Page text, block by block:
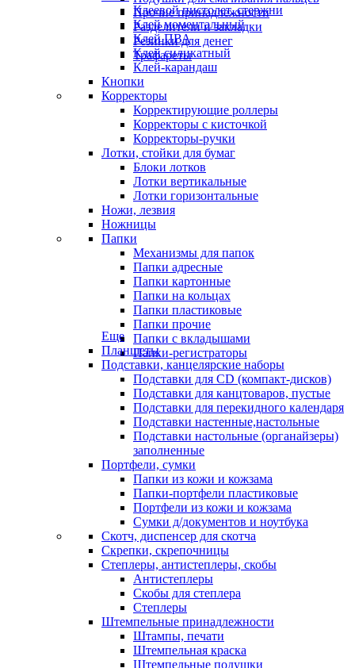
Прочие принадлежности
Разделители и закладки
Резинки для денег
Трафареты
Клеевой пистолет, стержни
Клей моментальный
Клей ПВА
Клей силикатный
Клей-карандаш
Кнопки
Корректоры
Корректирующие роллеры
Корректоры с кисточкой
Корректоры-ручки
Лотки, стойки для бумаг
Блоки лотков
Лотки вертикальные
Лотки горизонтальные
Ножи, лезвия
Ножницы
Папки
Механизмы для папок
Папки адресные
Папки картонные
Папки на кольцах
Папки пластиковые
Папки прочие
Папки с вкладышами
Папки-регистраторы
Еще
Планшеты
Подставки, канцелярские наборы
Подставки для CD (компакт-дисков)
Подставки для канцтоваров, пустые
Подставки для перекидного календаря
Подставки настенные,настольные
Подставки настольные (органайзеры)
заполненные
Портфели, сумки
Папки из кожи и кожзама
Папки-портфели пластиковые
Портфели из кожи и кожзама
Сумки д/документов и ноутбука
Скотч, диспенсер для скотча
Скрепки, скрепочницы
Степлеры, антистеплеры, скобы
Антистеплеры
Скобы для степлера
Степлеры
Штемпельные принадлежности
Штампы, печати
Штемпельная краска
Штемпельные подушки